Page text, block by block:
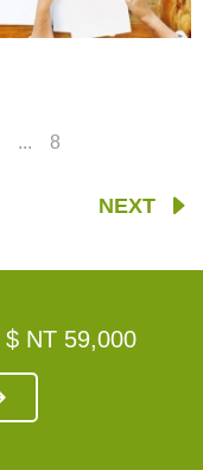
... 8
NEXT
$ NT 59,000